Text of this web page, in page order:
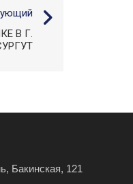
В Г.
Бакинская, 121